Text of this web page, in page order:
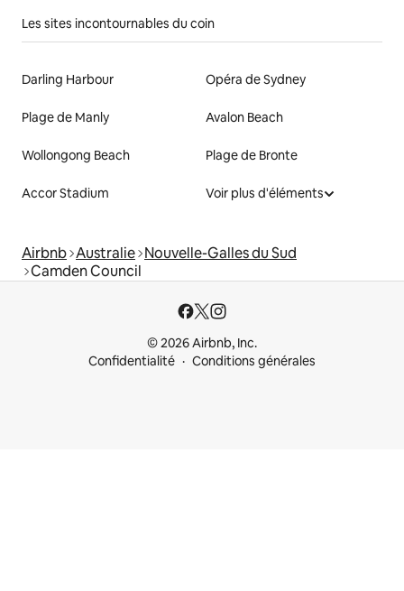
Les sites incontournables du coin
Darling Harbour Opéra de Sydney
Plage de Manly Avalon Beach
Wollongong Beach Plage de Bronte
Accor Stadium Voir plus d'éléments
Airbnb Australie Nouvelle-Galles du Sud
Camden Council
© 2026 Airbnb, Inc.
Confidentialité
Conditions générales